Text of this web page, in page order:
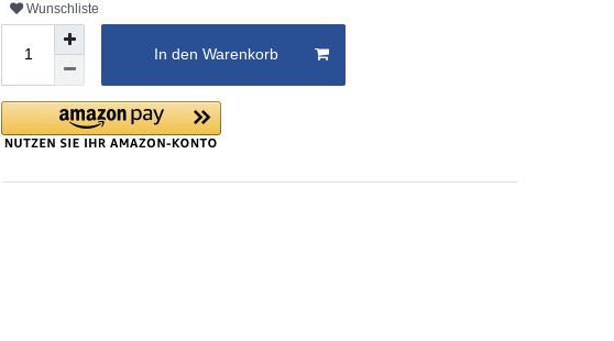
Wunschliste
In den Warenkorb